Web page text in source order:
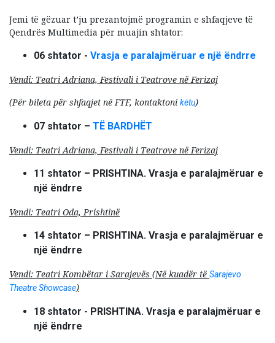
Jemi të gëzuar t’ju prezantojmë programin e shfaqjeve të
Qendrës Multimedia për muajin shtator:
06 shtator - Vrasja e paralajmëruar e një ëndrre
Vendi: Teatri Adriana, Festivali i Teatrove në Ferizaj
(Për bileta për shfaqjet në FTF, kontaktoni këtu)
07 shtator – TË BARDHËT
Vendi: Teatri Adriana, Festivali i Teatrove në Ferizaj
11 shtator – PRISHTINA. Vrasja e paralajmëruar e
një ëndrre
Vendi: Teatri Oda, Prishtinë
14 shtator – PRISHTINA. Vrasja e paralajmëruar e
një ëndrre
Vendi: Teatri Kombëtar i Sarajevës (Në kuadër të Sarajevo
Theatre Showcase)
18 shtator - PRISHTINA. Vrasja e paralajmëruar e
një ëndrre